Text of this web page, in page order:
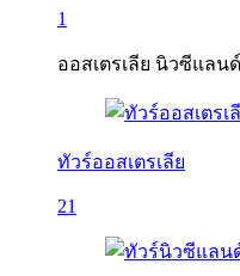
1
ออสเตรเลีย นิวซีแลนด์
ทัวร์ออสเตรเลีย
21